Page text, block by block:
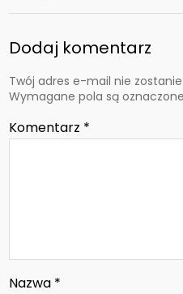
Dodaj komentarz
Twój adres e-mail nie
Wymagane pola są oznaczone
Komentarz *
Nazwa *